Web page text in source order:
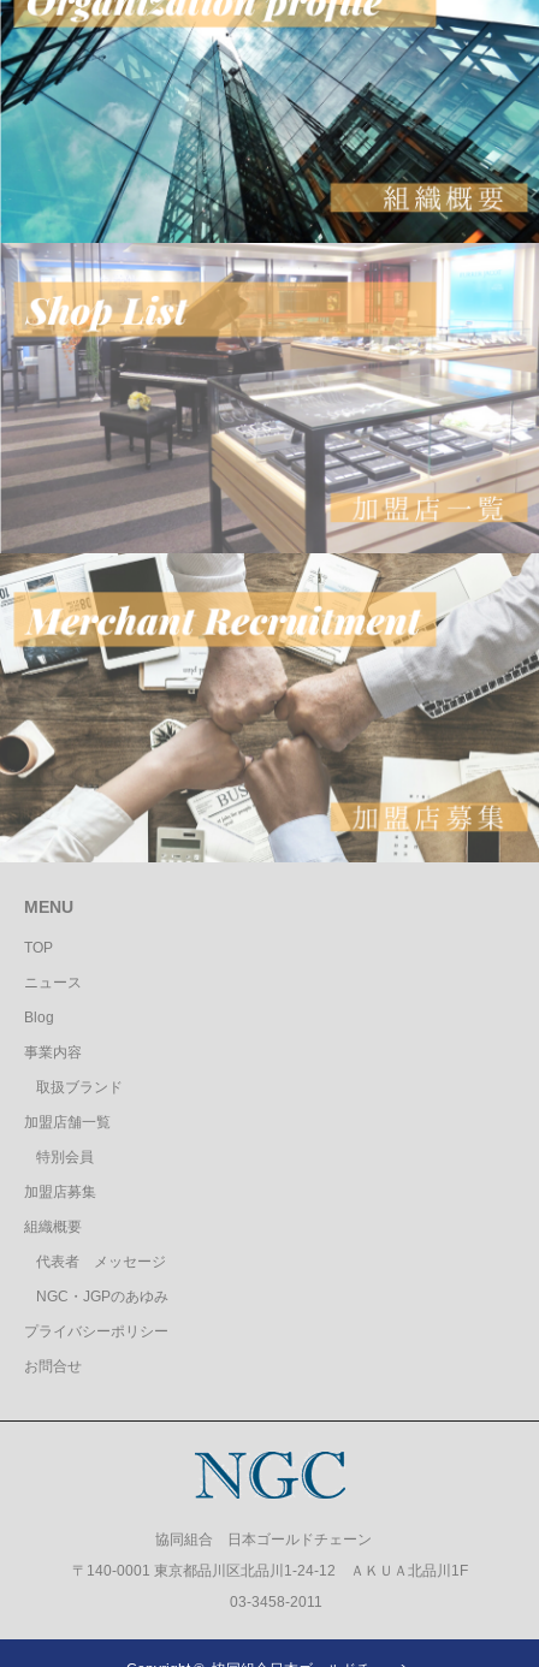
MENU
TOP
ニュース
Blog
事業内容
取扱ブランド
加盟店舗一覧
特別会員
加盟店募集
組織概要
代表者 メッセージ
NGC・JGPのあゆみ
プライバシーポリシー
お問合せ
協同組合 日本ゴールドチェーン
〒140-0001 東京都品川区北品川1-24-12 ＡＫＵＡ北品川1F
03-3458-2011